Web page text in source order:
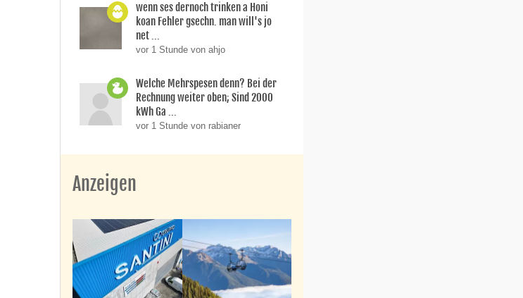
wenn ses dernoch trinken a Honi
koan Fehler gsechn. man will's jo
net ...
vor 1 Stunde von ahjo
Welche Mehrspesen denn? Bei der
Rechnung weiter oben; Sind 2000
kWh Ga ...
vor 1 Stunde von rabianer
Anzeigen